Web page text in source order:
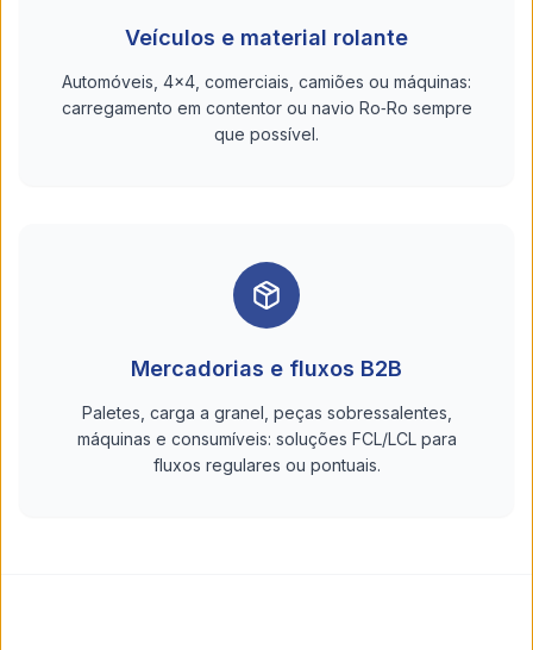
Veículos e material rolante
Automóveis, 4x4, comerciais, camiões ou máquinas:
carregamento em contentor ou navio Ro‑Ro sempre
que possível.
Mercadorias e fluxos B2B
Paletes, carga a granel, peças sobressalentes,
máquinas e consumíveis: soluções FCL/LCL para
fluxos regulares ou pontuais.